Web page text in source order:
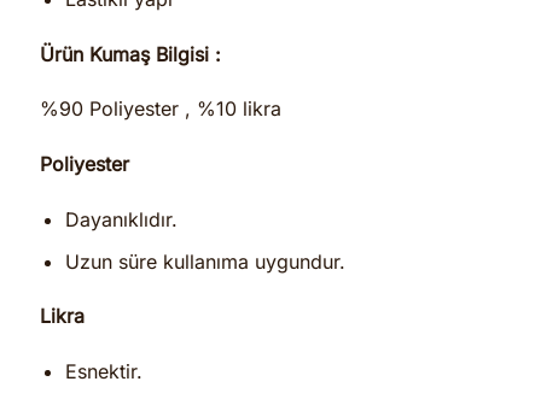
Ürün Kumaş Bilgisi :
%90 Poliyester , %10 likra
Poliyester
Dayanıklıdır.
Uzun süre kullanıma uygundur.
Likra
Esnektir.